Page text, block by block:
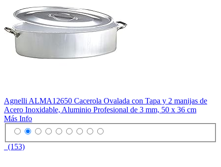
Agnelli ALMA12650 Cacerola Ovalada con Tapa y 2 manijas de
Acero Inoxidable, Aluminio Profesional de 3 mm, 50 x 36 cm
Más Info
(153)